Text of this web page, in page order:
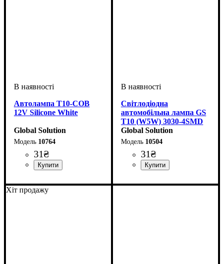
Автолампа T10-COB
12V Silicone White
Global Solution
10764
31₴
Габаритні вогні
COB
Світлодіодна
автомобільна лампа GS
T10 (W5W) 3030-4SMD
CREE Samsung 12V
White
Global Solution
10504
31₴
Габаритні вогні
CREE
SMD
Хіт продажу